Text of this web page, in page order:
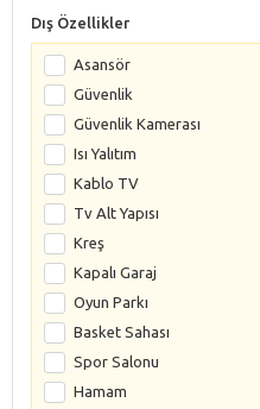
Dış Özellikler
Asansör
Güvenlik
Güvenlik Kamerası
Isı Yalıtım
Kablo TV
Tv Alt Yapısı
Kreş
Kapalı Garaj
Oyun Parkı
Basket Sahası
Spor Salonu
Hamam